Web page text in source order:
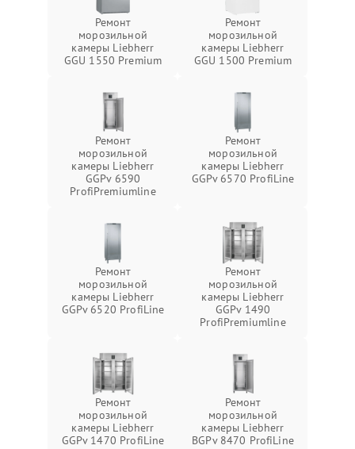
Ремонт
морозильной
камеры Liebherr
GGU 1550 Premium
Ремонт
морозильной
камеры Liebherr
GGU 1500 Premium
Ремонт
морозильной
камеры Liebherr
GGPv 6590
ProfiPremiumline
Ремонт
морозильной
камеры Liebherr
GGPv 6570 ProfiLine
Ремонт
морозильной
камеры Liebherr
GGPv 6520 ProfiLine
Ремонт
морозильной
камеры Liebherr
GGPv 1490
ProfiPremiumline
Ремонт
морозильной
камеры Liebherr
GGPv 1470 ProfiLine
Ремонт
морозильной
камеры Liebherr
BGPv 8470 ProfiLine